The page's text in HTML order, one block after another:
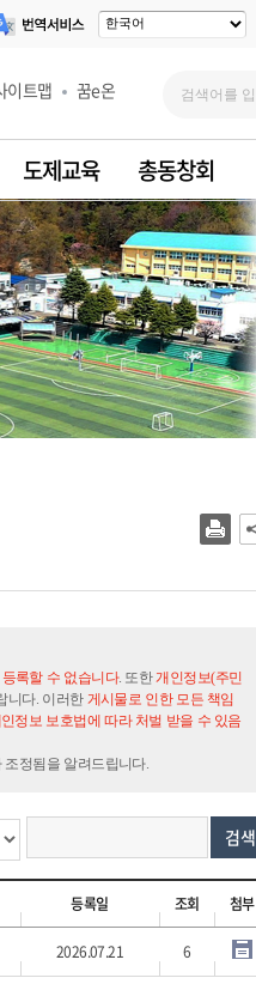
이트맵 꿈e온
도제교육 총동창회
록할 수 없습니다. 또한개인정보(주민
니다. 이러한 게시물로 인한 모든 책임
정보 보호법에 따라 처벌 받을 수 있음
정됨을 알려드립니다.
검색
등록일 조회 첨부
2026.07.21 6